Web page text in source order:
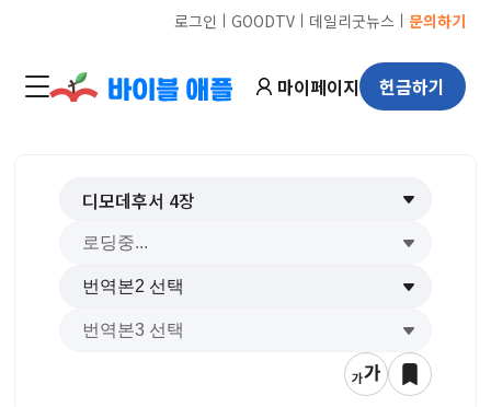
로그인 ㅣ GOODTVㅣ 데일리굿뉴스 ㅣ 문의하기
마이페이지 헌금하기
디모데후서 4장